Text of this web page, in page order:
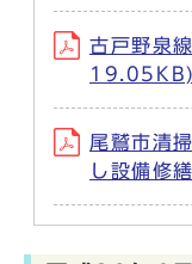
古戸野泉
19.05KB)
尾鷲市清
し設備修